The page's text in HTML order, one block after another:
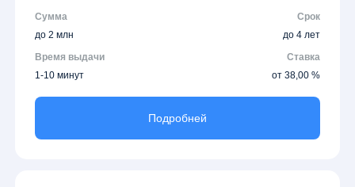
Сумма
Срок
до 2 млн
до 4 лет
Время выдачи
Ставка
1-10 минут
от 38,00 %
Подробней